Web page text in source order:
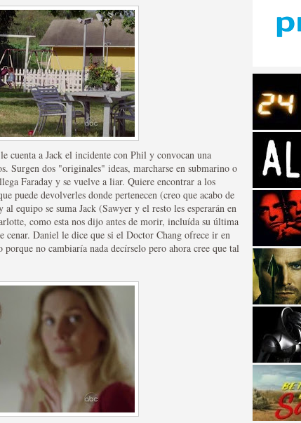
de Series de
de cine y
cuenta a Jack el incidente con Phil y convocan una
Surgen dos "originales" ideas, marcharse en submarino o
Faraday y se vuelve a liar. Quiere encontrar a los
puede devolverles donde pertenecen (creo que acabo de
equipo se suma Jack (Sawyer y el resto les esperarán en
como esta nos dijo antes de morir, incluída su última
cenar. Daniel le dice que si el Doctor Chang ofrece ir en
no cambiaría nada decírselo pero ahora cree que tal